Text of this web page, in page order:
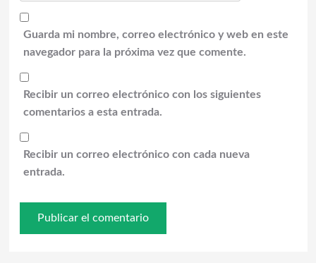
Guarda mi nombre, correo electrónico y web en este
navegador para la próxima vez que comente.
Recibir un correo electrónico con los siguientes
comentarios a esta entrada.
Recibir un correo electrónico con cada nueva
entrada.